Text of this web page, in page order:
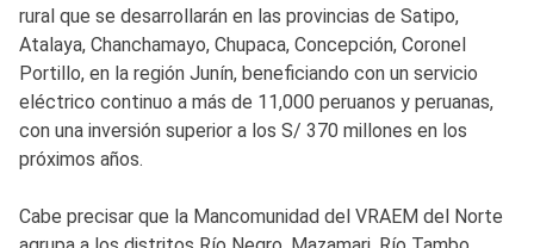
rural que se desarrollarán en las provincias de Satipo,
Atalaya, Chanchamayo, Chupaca, Concepción, Coronel
Portillo, en la región Junín, beneficiando con un servicio
eléctrico continuo a más de 11,000 peruanos y peruanas,
con una inversión superior a los S/ 370 millones en los
próximos años.
Cabe precisar que la Mancomunidad del VRAEM del Norte